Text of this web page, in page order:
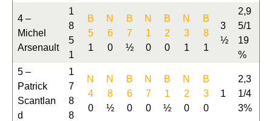
4 –
Michel
Arsenault
1
8
5
1
B
5
1
N
6
0
B
7
½
N
1
0
B
2
0
N
3
1
B
8
1
3
½
2,9
5/1
19
%
5 –
Patrick
Scantlan
d
1
7
8
8
N
4
0
N
8
½
B
6
0
N
7
0
B
1
½
N
2
0
B
3
0
1
2,3
1/4
3%